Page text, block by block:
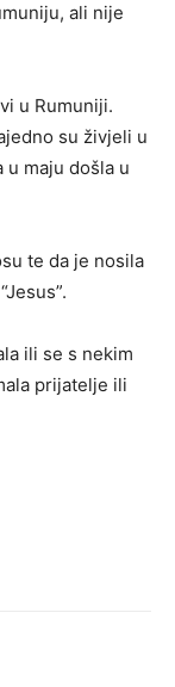
ali nije
u Rumuniji.
su živjeli u
u maju došla u
te da je nosila
ili se s nekim
prijatelje ili